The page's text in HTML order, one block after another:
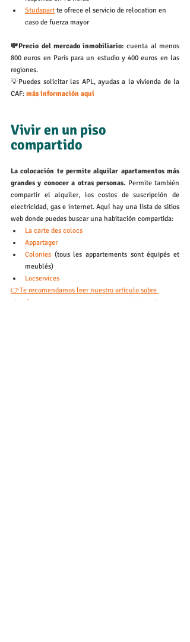
Studapart te ofrece el servicio de relocation en
caso de fuerza mayor
💸Precio del mercado inmobiliario: cuenta al menos
800 euros en París para un estudio y 400 euros en las
regiones.
💡Puedes solicitar las APL, ayudas a la vivienda de la
CAF: más información aquí
Vivir en un piso
compartido
La colocación te permite alquilar apartamentos más
grandes y conocer a otras personas. Permite también
compartir el alquiler, los costos de suscripción de
electricidad, gas e internet. Aquí hay una lista de sitios
web donde puedes buscar una habitación compartida:
La carte des colocs
Appartager
Colonies (tous les appartements sont équipés et
meublés)
Locservices
👉Te recomendamos leer nuestro artículo sobre
plataformas para encontrar piso compartido en Francia